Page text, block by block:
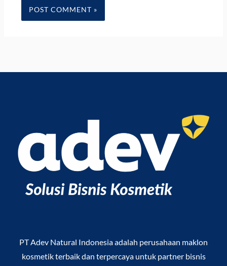
PT Adev Natural Indonesiaadalah perusahaan maklon
kosmetik terbaik dan terpercaya untuk partner bisnis